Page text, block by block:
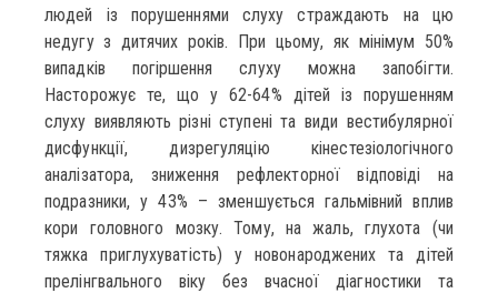
людей із порушеннями слуху страждають на цю
недугу з дитячих років. При цьому, як мінімум 50%
випадків погіршення слуху можна запобігти.
Насторожує те, що у 62-64% дітей із порушенням
слуху виявляють різні ступені та види вестибулярної
дисфункції, дизрегуляцію кінестезіологічного
аналізатора, зниження рефлекторної відповіді на
подразники, у 43% – зменшується гальмівний вплив
кори головного мозку. Тому, на жаль, глухота (чи
тяжка приглухуватість) у новонароджених та дітей
прелінгвального віку без вчасної діагностики та